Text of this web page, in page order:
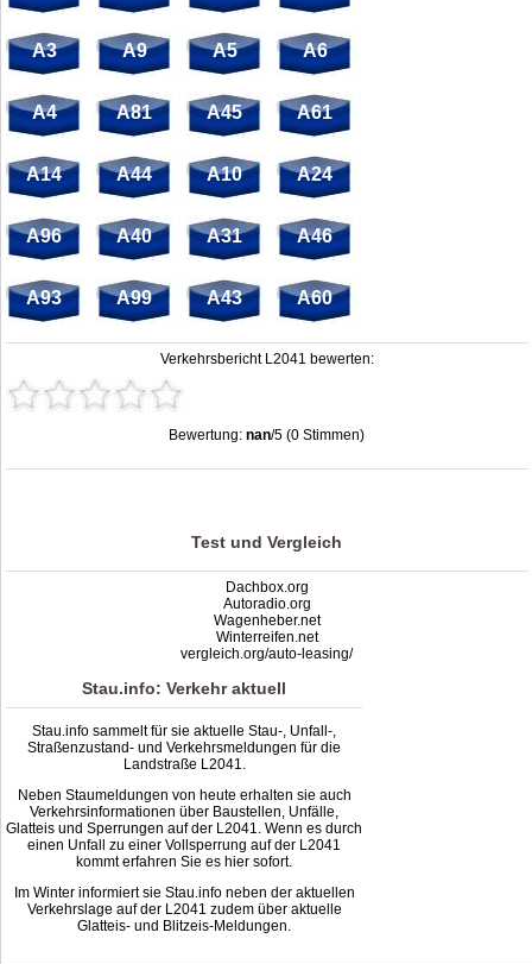
A3 A9 A5 A6
A4 A81 A45 A61
A14 A44 A10 A24
A96 A40 A31 A46
A93 A99 A43 A60
Verkehrsbericht L2041 bewerten:
Bewertung:nan/5 (0 Stimmen)
Stau L2041: Unfälle, Sperrung & Baustellen | Staumelder L2041 ,nanout of5
Test und Vergleich
Dachbox.org
Autoradio.org
Wagenheber.net
Winterreifen.net
vergleich.org/auto-leasing/
Stau.info: Verkehr aktuell
Stau.info sammelt für sie aktuelle Stau-, Unfall-,
Straßenzustand- und Verkehrsmeldungen für die
Landstraße L2041.
Neben Staumeldungen von heute erhalten sie auch
Verkehrsinformationen über Baustellen, Unfälle,
Glatteis und Sperrungen auf der L2041. Wenn es durch
einen Unfall zu einer Vollsperrung auf der L2041
kommt erfahren Sie es hier sofort.
Im Winter informiert sie Stau.info neben der aktuellen
Verkehrslage auf der L2041 zudem über aktuelle
Glatteis- und Blitzeis-Meldungen.